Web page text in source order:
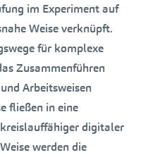
im Experiment auf
Weise verknüpft.
für komplexe
Zusammenführen
Arbeitsweisen
fließen in eine
digitaler
werden die